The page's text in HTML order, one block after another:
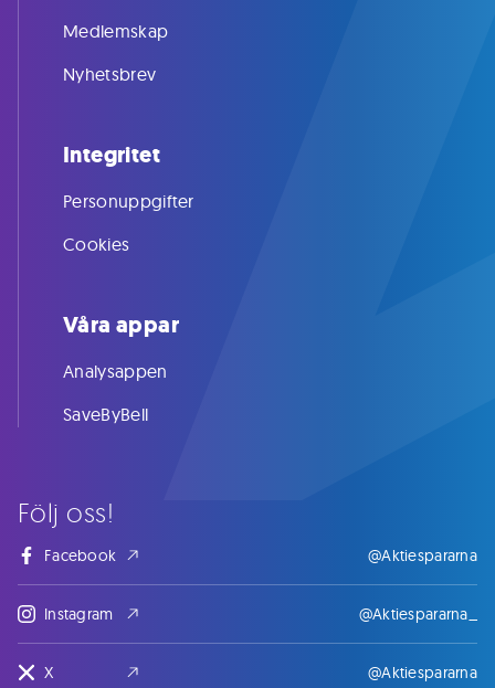
Följ oss!
Facebook @Aktiespararna
Instagram @Aktiespararna_
X @Aktiespararna
Medlemskap
Nyhetsbrev
Integritet
Personuppgifter
Cookies
Våra appar
Analysappen
SaveByBell